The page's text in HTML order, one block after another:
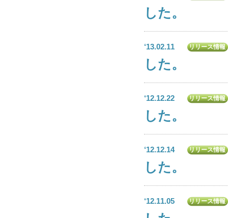
した。
‘13.02.11 リリース情報
した。
‘12.12.22 リリース情報
した。
‘12.12.14 リリース情報
した。
‘12.11.05 リリース情報